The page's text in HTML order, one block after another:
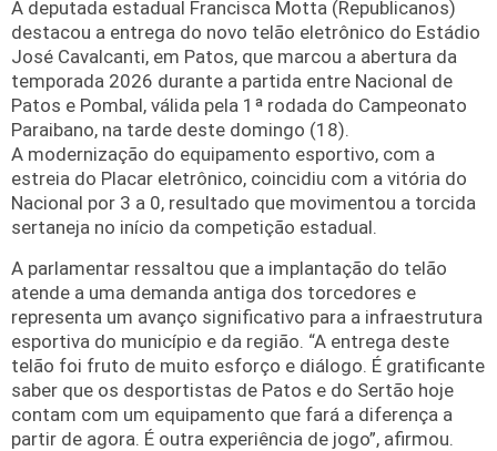
A deputada estadual Francisca Motta (Republicanos)
destacou a entrega do novo telão eletrônico do Estádio
José Cavalcanti, em Patos, que marcou a abertura da
temporada 2026 durante a partida entre Nacional de
Patos e Pombal, válida pela 1ª rodada do Campeonato
Paraibano, na tarde deste domingo (18).
A modernização do equipamento esportivo, com a
estreia do Placar eletrônico, coincidiu com a vitória do
Nacional por 3 a 0, resultado que movimentou a torcida
sertaneja no início da competição estadual.
A parlamentar ressaltou que a implantação do telão
atende a uma demanda antiga dos torcedores e
representa um avanço significativo para a infraestrutura
esportiva do município e da região. “A entrega deste
telão foi fruto de muito esforço e diálogo. É gratificante
saber que os desportistas de Patos e do Sertão hoje
contam com um equipamento que fará a diferença a
partir de agora. É outra experiência de jogo”, afirmou.